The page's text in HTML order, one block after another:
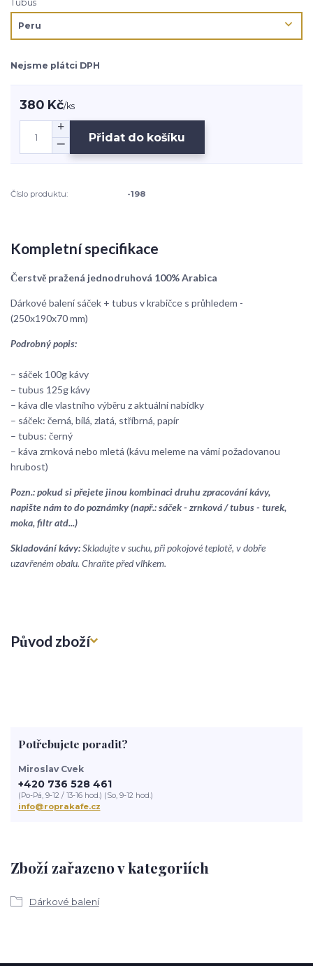
Tubus
Nejsme plátci DPH
380 Kč/ks
Přidat do košíku
Číslo produktu: -198
Kompletní specifikace
Čerstvě pražená jednodruhová 100% Arabica
Dárkové balení sáček + tubus v krabičce s průhledem -
(250x190x70 mm)
Podrobný popis:
– sáček 100g kávy
– tubus 125g kávy
– káva dle vlastního výběru z aktuální nabídky
– sáček: černá, bílá, zlatá, stříbrná, papír
– tubus: černý
– káva zrnková nebo mletá (kávu meleme na vámi požadovanou
hrubost)
Pozn.: pokud si přejete jinou kombinaci druhu zpracování kávy,
napište nám to do poznámky (např.: sáček - zrnková / tubus - turek,
moka, filtr atd...)
Skladování kávy:Skladujte v suchu, při pokojové teplotě, v dobře
uzavřeném obalu. Chraňte před vlhkem.
Původ zboží
Zboží zařazeno v kategoriích
Dárkové balení
Potřebujete poradit?
Miroslav Cvek
+420 736 528 461
(Po-Pá, 9-12 / 13-16 hod.) (So, 9-12 hod.)
info@roprakafe.cz